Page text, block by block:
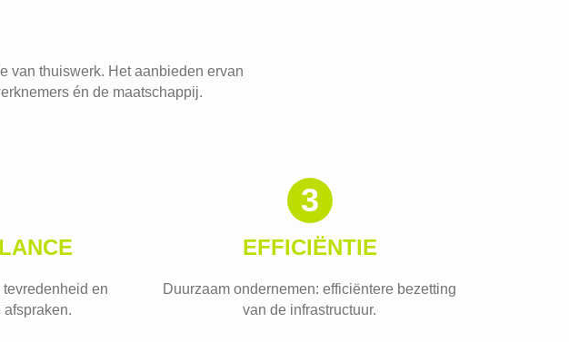
van thuiswerk. Het aanbieden ervan
én de maatschappij.
en
afspraken.
3
EFFICIËNTIE
Duurzaam ondernemen: efficiëntere bezetting
van de infrastructuur.